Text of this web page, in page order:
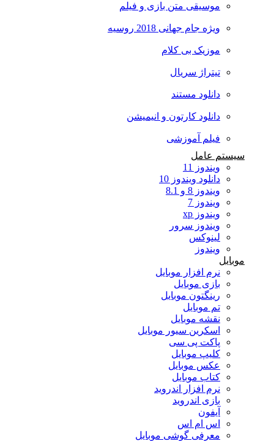
موسیقی متن بازی و فیلم
ویژه جام جهانی 2018 روسیه
موزیک بی کلام
تیتراژ سریال
دانلود مستند
دانلود کارتون و انیمیشن
فیلم آموزشی
سیستم عامل
ویندوز 11
دانلود ویندوز 10
ویندوز 8 و 8.1
ویندوز 7
ویندوز xp
ویندوز سرور
لینوکس
ویندوز
موبایل
نرم افزار موبایل
بازی موبایل
رینگتون موبایل
تم موبایل
نقشه موبایل
اسکرین سیور موبایل
پاکت پی سی
کلیپ موبایل
عکس موبایل
کتاب موبایل
نرم افزار اندروید
بازی اندروید
آیفون
اس ام اس
معرفی گوشی موبایل